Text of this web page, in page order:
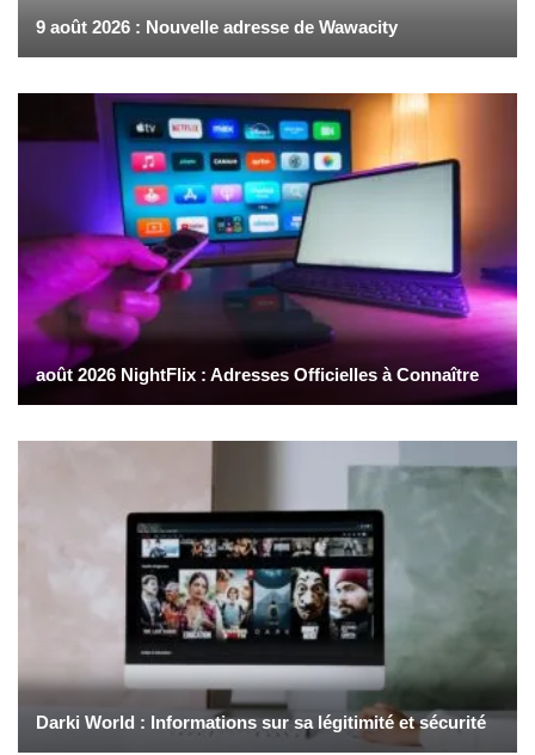
9 août 2026 : Nouvelle adresse de Wawacity
août 2026 NightFlix : Adresses Officielles à Connaître
Darki World : Informations sur sa légitimité et sécurité